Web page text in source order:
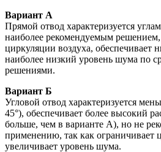
Вариант А
Прямой отвод характеризуется
наиболее рекомендуемым решением,
циркуляции воздуха, обеспечивает
наиболее низкий уровень шума по
решениями.
Вариант Б
Угловой отвод характеризуется
45°), обеспечивает более высокий
больше, чем в варианте А), но не
применению, так как ограничивает
увеличивает уровень шума.